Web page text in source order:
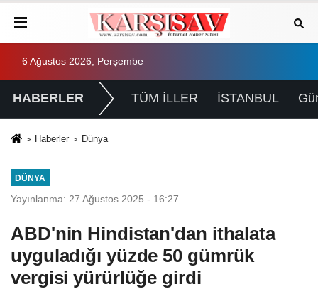
6 Ağustos 2026, Perşembe
HABERLER TÜM İLLER İSTANBUL
Haberler Dünya
DÜNYA
Yayınlanma: 27 Ağustos 2025 - 16:27
ABD'nin Hindistan'dan ithalata
uyguladığı yüzde 50 gümrük
vergisi yürürlüğe girdi